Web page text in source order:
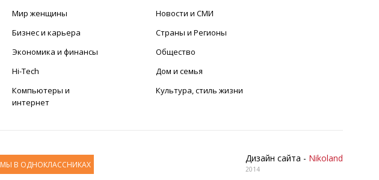
Мир женщины
Бизнес и карьера
Экономика и финансы
Hi-Tech
Компьютеры и
интернет
Новости и СМИ
Страны и Регионы
Общество
Дом и семья
Культура, стиль жизни
Дизайн сайта - Nikoland
2014
МЫ В ОДНОКЛАССНИКАХ